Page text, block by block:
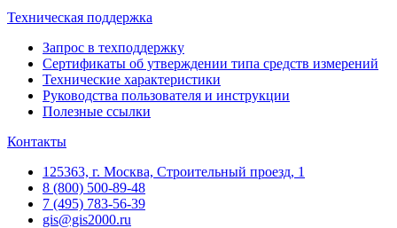
Техническая поддержка
Запрос в техподдержку
Сертификаты об утверждении типа средств измерений
Технические характеристики
Руководства пользователя и инструкции
Полезные ссылки
Контакты
125363, г. Москва, Строительный проезд, 1
8 (800) 500-89-48
7 (495) 783-56-39
gis@gis2000.ru